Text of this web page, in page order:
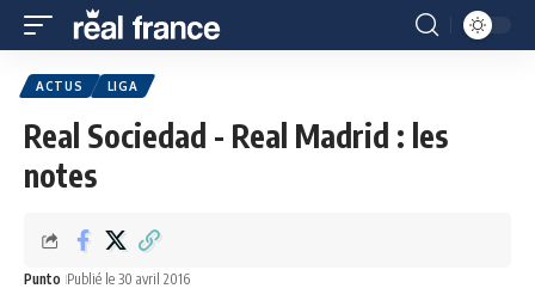
ACTUS LIGA
Real Sociedad - Real Madrid : les
notes
Punto Publié le 30 avril 2016